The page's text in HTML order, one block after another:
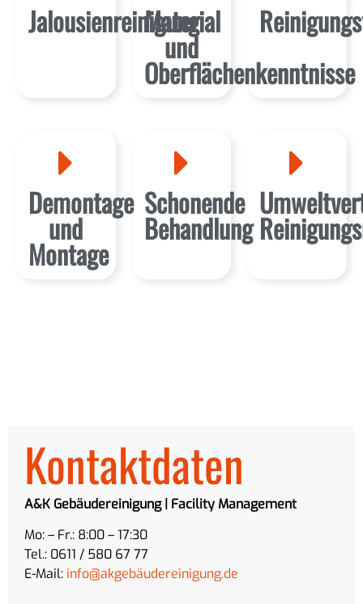
Jalousienreinigung
Material
und
Oberflächenkenntnisse
Demontage
und
Montage
Schonende
Behandlung
Kontaktdaten
A&K Gebäudereinigung | Facility Management
Mo: – Fr.: 8:00 – 17:30
Tel.: 0611 / 580 67 77
E-Mail: info@akgebäudereinigung.de